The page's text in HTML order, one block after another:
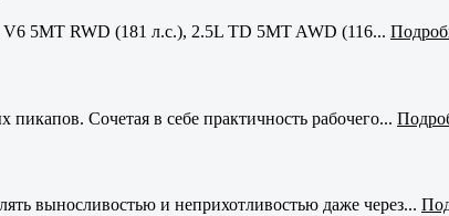
5MT RWD (181 л.с.), 2.5L TD 5MT AWD (116...
Сочетая в себе практичность рабочего...
выносливостью и неприхотливостью даже через...